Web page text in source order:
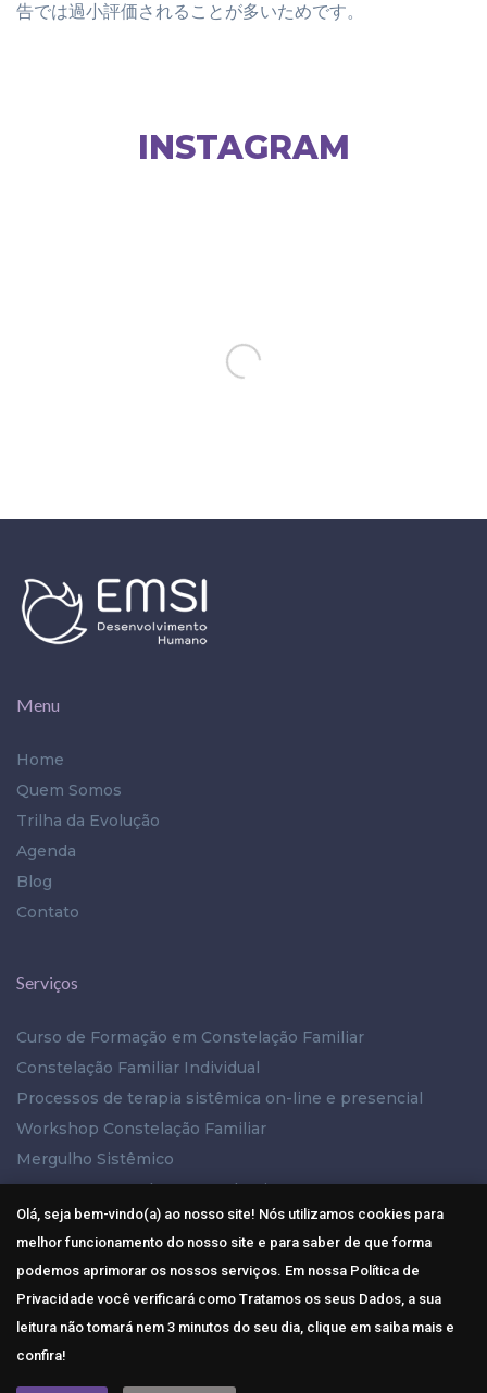
告では過小評価されることが多いためです。
INSTAGRAM
Menu
Home
Quem Somos
Trilha da Evolução
Agenda
Blog
Contato
Serviços
Curso de Formação em Constelação Familiar
Constelação Familiar Individual
Processos de terapia sistêmica on-line e presencial
Workshop Constelação Familiar
Mergulho Sistêmico
PAC – Processo de Autoconhecimento
Olá, seja bem-vindo(a) ao nosso site! Nós utilizamos cookies para
melhor funcionamento do nosso site e para saber de que forma
podemos aprimorar os nossos serviços. Em nossa Política de
Privacidade você verificará como Tratamos os seus Dados, a sua
leitura não tomará nem 3 minutos do seu dia, clique em saiba mais e
confira!